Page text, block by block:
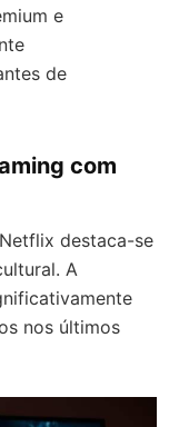
e
de
com
destaca-se
A
nos últimos